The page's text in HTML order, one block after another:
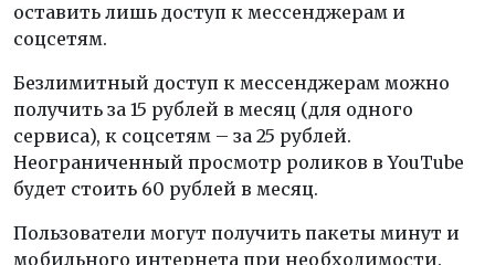
оставить лишь доступ к мессенджерам и
соцсетям.
Безлимитный доступ к мессенджерам можно
получить за 15 рублей в месяц (для одного
сервиса), к соцсетям – за 25 рублей.
Неограниченный просмотр роликов в YouTube
будет стоить 60 рублей в месяц.
Пользователи могут получить пакеты минут и
мобильного интернета при необходимости.